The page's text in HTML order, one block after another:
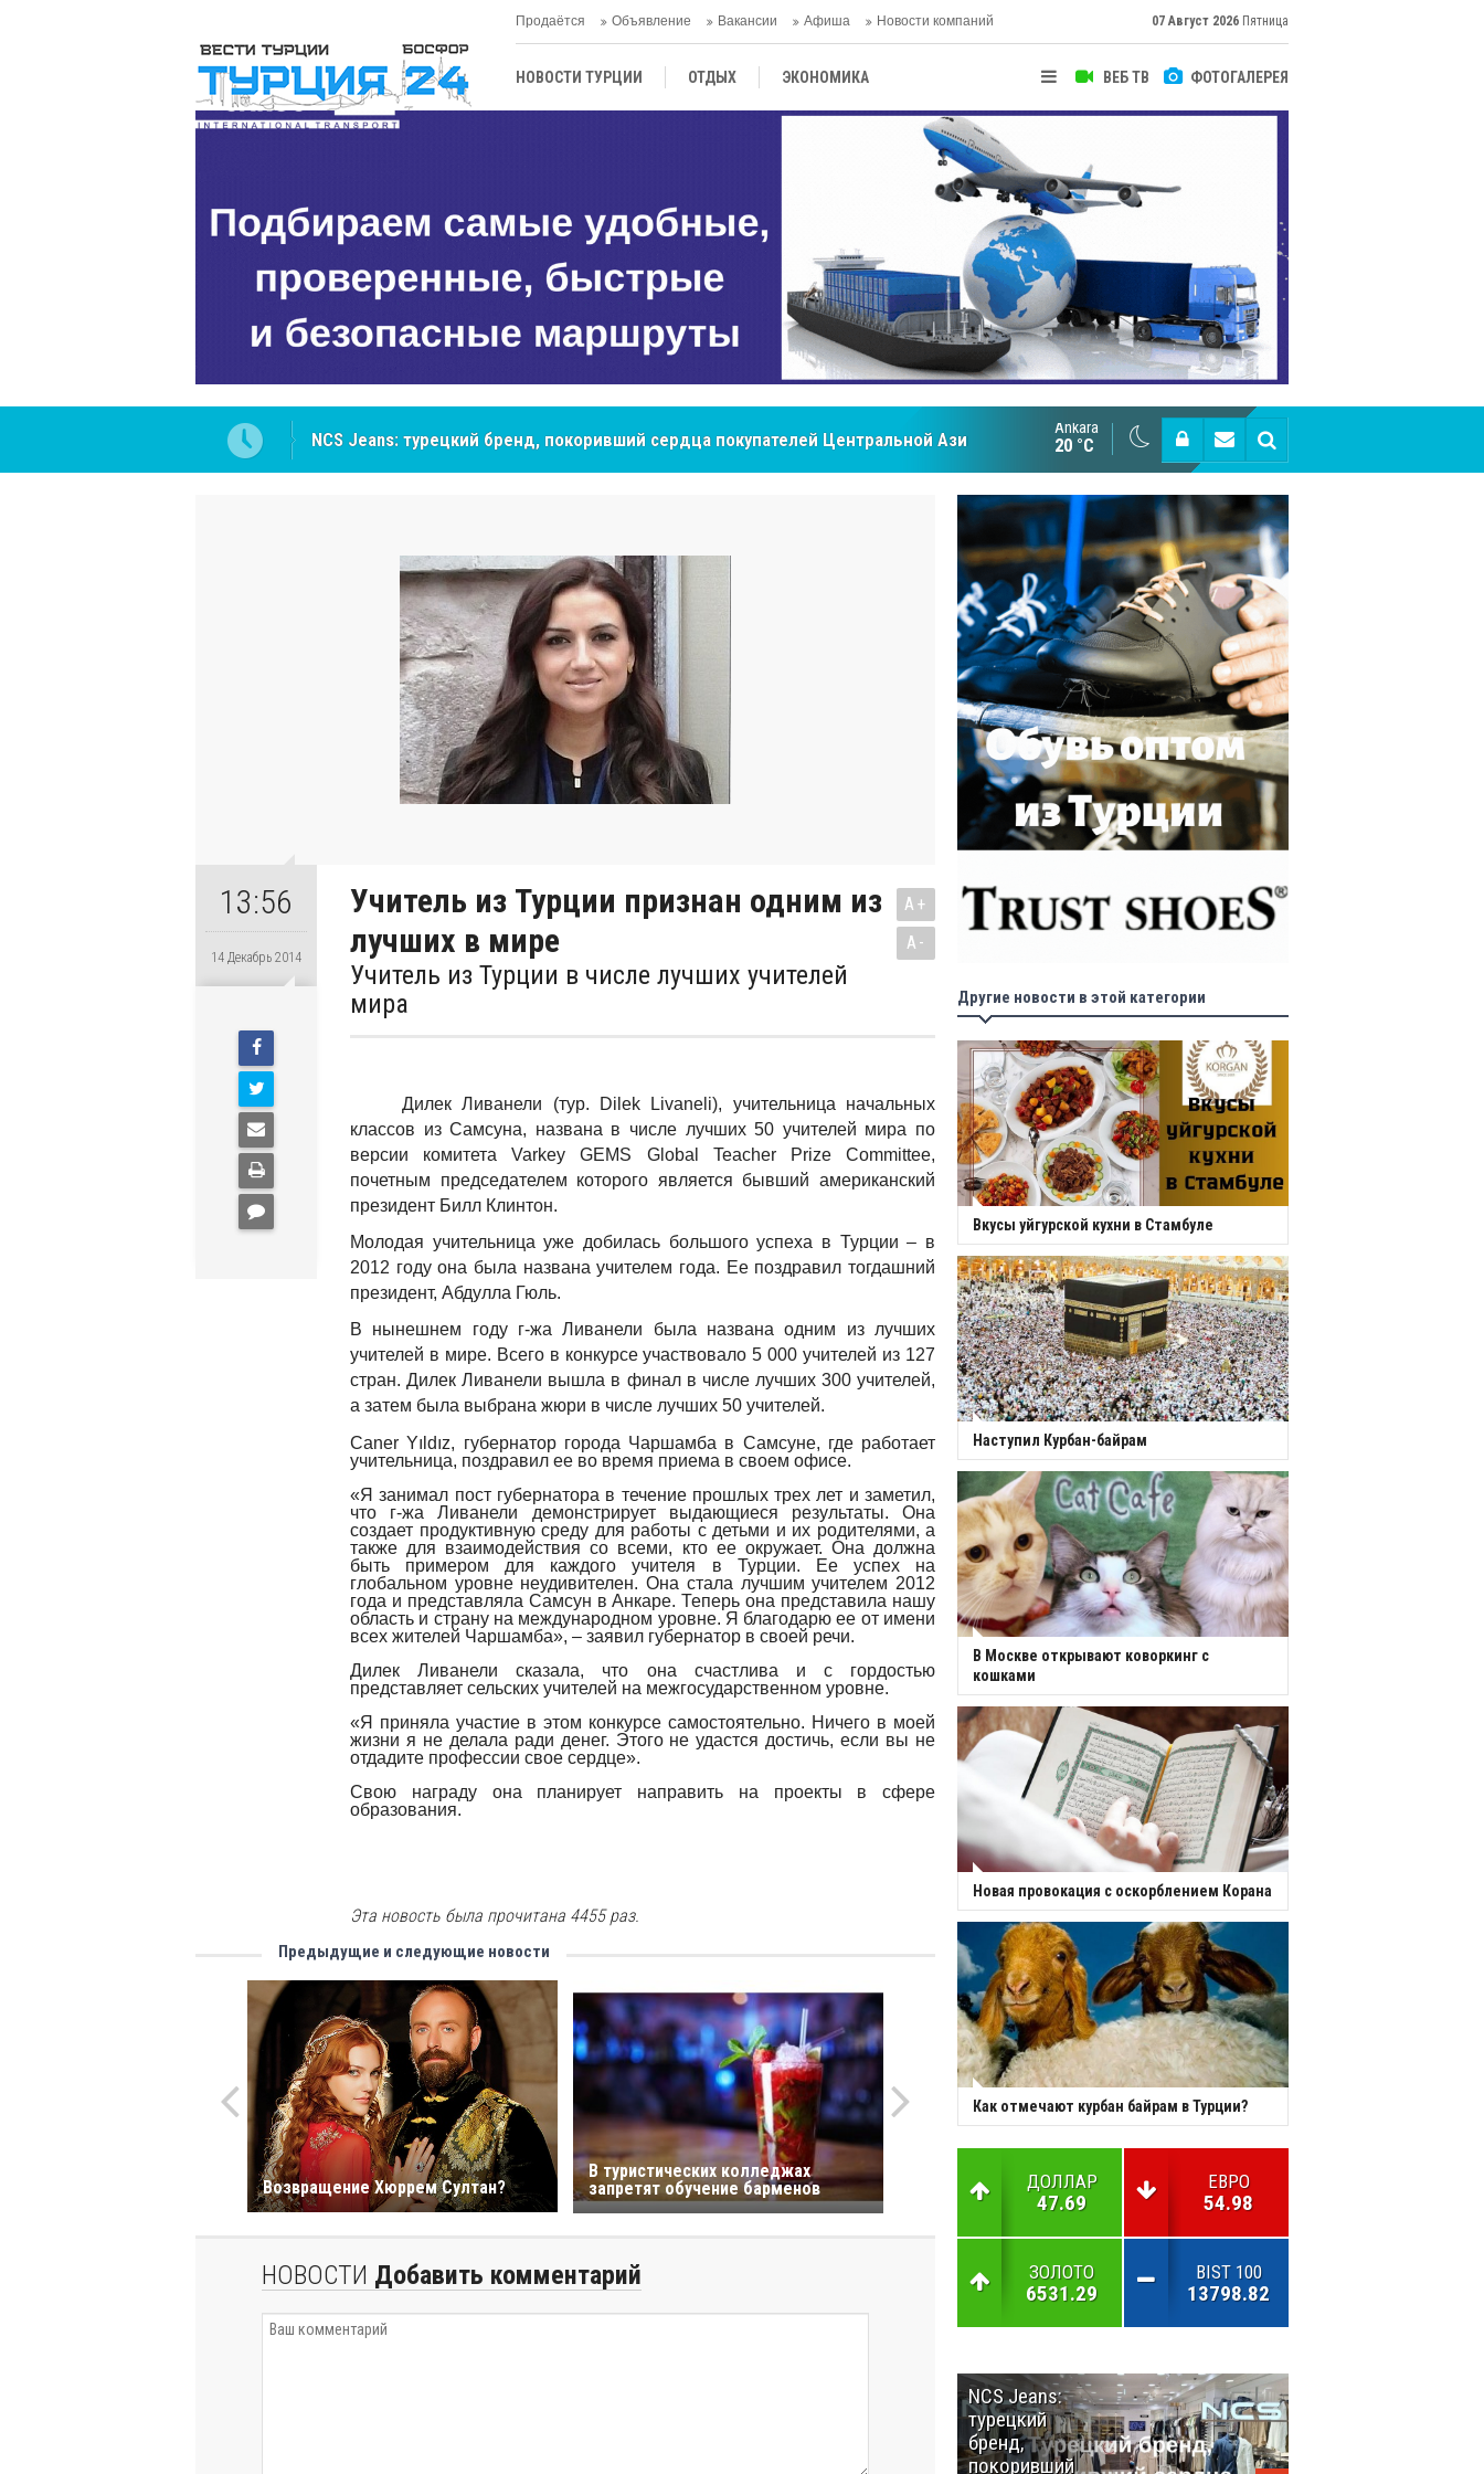
Продаётся Объявление Вакансии Афиша Новости компаний 07 Август 2026 Пятница
ВЕБ ТВ ФОТОГАЛЕРЕЯ
НОВОСТИ ТУРЦИИ ОТДЫХ ЭКОНОМИКА
ЦЕНТРАЛЬНАЯ АЗИЯ
Cottonhill покоряет мировые рынки
Великий Шёлковый путь объединяет таланты в
Ankara
20 °C
13:56
14 Декабрь 2014
Учитель из Турции признан одним из
лучших в мире
Учитель из Турции в числе лучших учителей
мира
A+
A-
Дилек Ливанели (тур. Dilek Livaneli), учительница начальных
классов из Самсуна, названа в числе лучших 50 учителей мира по
версии комитета Varkey GEMS Global Teacher Prize Committee,
почетным председателем которого является бывший американский
президент Билл Клинтон.
Молодая учительница уже добилась большого успеха в Турции – в
2012 году она была названа учителем года. Ее поздравил тогдашний
президент, Абдулла Гюль.
В нынешнем году г-жа Ливанели была названа одним из лучших
учителей в мире. Всего в конкурсе участвовало 5 000 учителей из 127
стран. Дилек Ливанели вышла в финал в числе лучших 300 учителей,
а затем была выбрана жюри в числе лучших 50 учителей.
Caner Yıldız, губернатор города Чаршамба в Самсуне, где работает
учительница, поздравил ее во время приема в своем офисе.
«Я занимал пост губернатора в течение прошлых трех лет и заметил,
что г-жа Ливанели демонстрирует выдающиеся результаты. Она
создает продуктивную среду для работы с детьми и их родителями, а
также для взаимодействия со всеми, кто ее окружает. Она должна
быть примером для каждого учителя в Турции. Ее успех на
глобальном уровне неудивителен. Она стала лучшим учителем 2012
года и представляла Самсун в Анкаре. Теперь она представила нашу
область и страну на международном уровне. Я благодарю ее от имени
всех жителей Чаршамба», – заявил губернатор в своей речи.
Дилек Ливанели сказала, что она счастлива и с гордостью
представляет сельских учителей на межгосударственном уровне.
«Я приняла участие в этом конкурсе самостоятельно. Ничего в моей
жизни я не делала ради денег. Этого не удастся достичь, если вы не
отдадите профессии свое сердце».
Свою награду она планирует направить на проекты в сфере
образования.
Эта новость была прочитана 4455 раз.
Предыдущие и следующие новости
Возвращение Хюррем Султан?
В туристических колледжах
запретят обучение барменов
НОВОСТИ Добавить комментарий
Другие новости в этой категории
Вкусы уйгурской кухни в Стамбуле
Наступил Курбан-байрам
В Москве открывают коворкинг с
кошками
Новая провокация с оскорблением Корана
Как отмечают курбан байрам в Турции?
ДОЛЛАР
47.69
ЕВРО
54.98
ЗОЛОТО
6531.29
BIST 100
13798.82
NCS Jeans:
турецкий
бренд,
покоривший